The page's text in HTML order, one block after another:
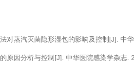
对蒸汽灭菌隐形湿包的影响及控制[J]. 中
原因分析与控制[J]. 中华医院感染学杂志.